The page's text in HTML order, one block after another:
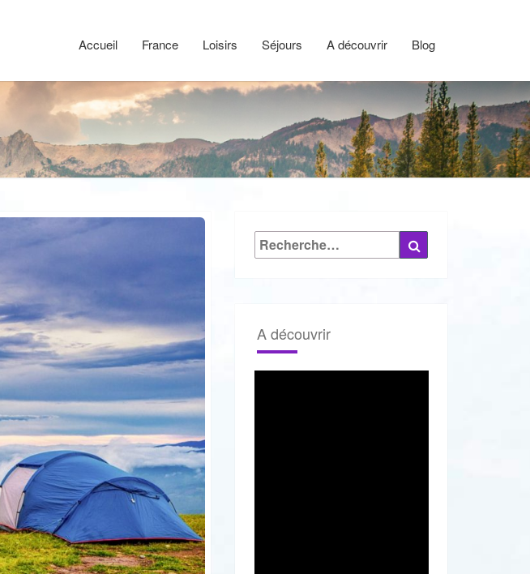
Accueil France Loisirs Séjours A découvrir Blog
Rechercher :
A découvrir